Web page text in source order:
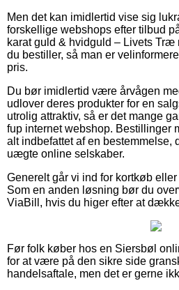
Men det kan imidlertid vise sig
forskellige webshops efter tilbud
karat guld & hvidguld – Livets Træ
du bestiller, så man er
pris.
Du bør imidlertid være årvågen
udlover deres produkter for en
utrolig attraktiv, så er det mange
fup internet webshop. Bestillinger
alt indbefattet af en bestemmelse,
uægte online selskaber.
Generelt går vi ind for kortkøb
Som en anden løsning bør du
ViaBill, hvis du higer efter at
Før folk køber hos en Siersbøl
for at være på den sikre side
handelsaftale, men det er gerne